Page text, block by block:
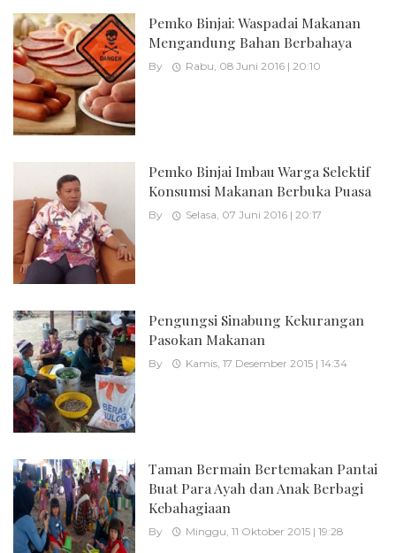
Pemko Binjai: Waspadai Makanan
Mengandung Bahan Berbahaya
By Rabu, 08 Juni 2016 | 20:10
Pemko Binjai Imbau Warga Selektif
Konsumsi Makanan Berbuka Puasa
By Selasa, 07 Juni 2016 | 20:17
Pengungsi Sinabung Kekurangan
Pasokan Makanan
By Kamis, 17 Desember 2015 | 14:34
Taman Bermain Bertemakan Pantai
Buat Para Ayah dan Anak Berbagi
Kebahagiaan
By Minggu, 11 Oktober 2015 | 19:28